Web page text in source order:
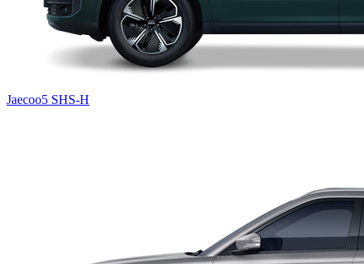
Jaecoo5 SHS-H